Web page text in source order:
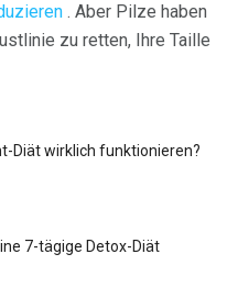
. Aber Pilze haben
zu retten, Ihre Taille
Diät wirklich funktionieren?
7-tägige Detox-Diät